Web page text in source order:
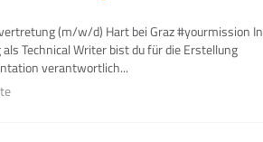
(m/w/d) Hart bei Graz #yourmission In
Technical Writer bist du für die Erstellung
verantwortlich...